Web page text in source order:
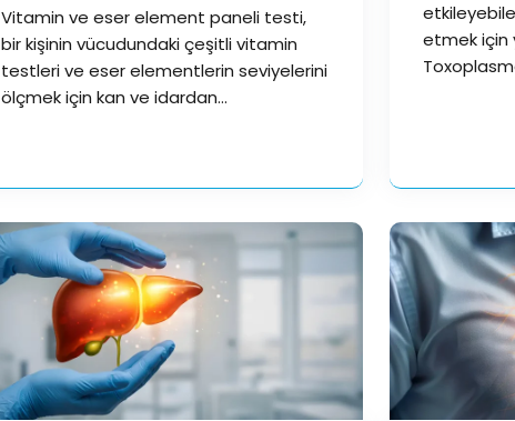
Vitamin ve eser element paneli testi,
bir kişinin vücudundaki çeşitli vitamin
testleri ve eser elementlerin seviyelerini
ölçmek için kan ve idardan…
etmek için